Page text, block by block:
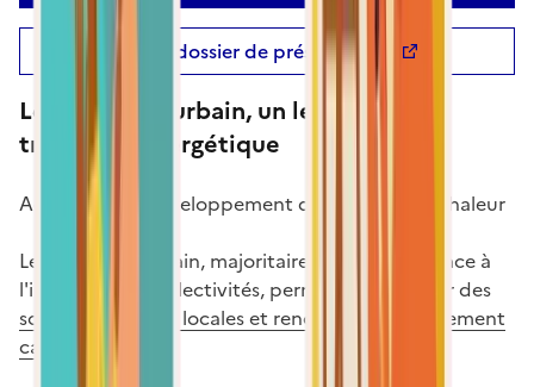
Notre dossier de présentation
Le chauffage urbain, un levier pour la
transition énergétique
Accélérons le développement des réseaux de chaleur
Le chauffage urbain, majoritairement mis en place à
l'initiative des collectivités, permet de mobiliser des
sources d'énergie locales et renouvelables faiblement
carbonées .